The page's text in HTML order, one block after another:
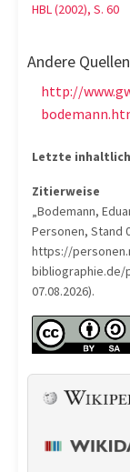
HBL (2002), S. 60
Andere Quellen
http://
Letzte
Zitierweise
„Bodemann,
Personen, Stand
https://
bibliographie.de/
07.08.2026).